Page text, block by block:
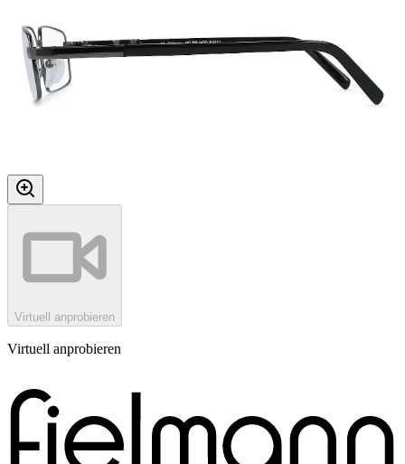
Virtuell anprobieren
Virtuell anprobieren